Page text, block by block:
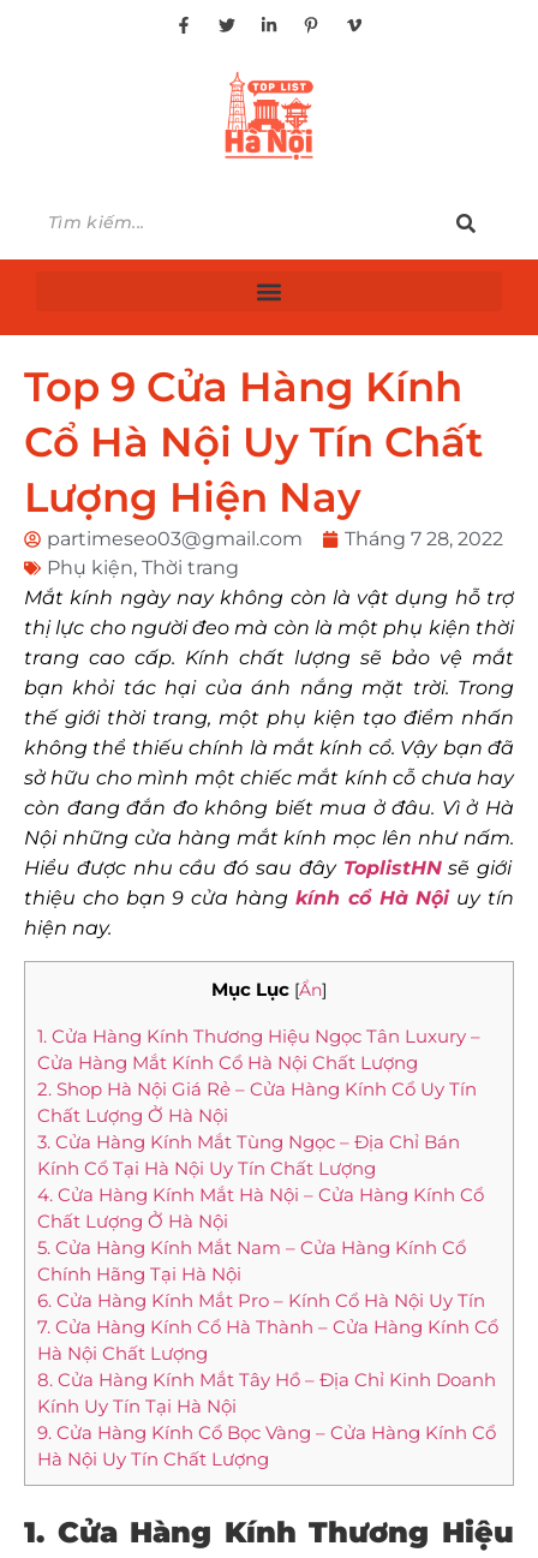
Top 9 Cửa Hàng Kính
Cổ Hà Nội Uy Tín Chất
Lượng Hiện Nay
partimeseo03@gmail.com
Tháng 7 28, 2022
Phụ kiện, Thời trang
Mắt kính ngày nay không còn là vật dụng hỗ trợ
thị lực cho người đeo mà còn là một phụ kiện thời
trang cao cấp. Kính chất lượng sẽ bảo vệ mắt
bạn khỏi tác hại của ánh nắng mặt trời. Trong
thế giới thời trang, một phụ kiện tạo điểm nhấn
không thể thiếu chính là mắt kính cổ. Vậy bạn đã
sở hữu cho mình một chiếc mắt kính cỗ chưa hay
còn đang đắn đo không biết mua ở đâu. Vì ở Hà
Nội những cửa hàng mắt kính mọc lên như nấm.
Hiểu được nhu cầu đó sau đây ToplistHNsẽ giới
thiệu cho bạn 9 cửa hàng kính cổ Hà Nộiuy tín
hiện nay.
Mục Lục [Ẩn]
1. Cửa Hàng Kính Thương Hiệu Ngọc Tân Luxury –
Cửa Hàng Mắt Kính Cổ Hà Nội Chất Lượng
2. Shop Hà Nội Giá Rẻ – Cửa Hàng Kính Cổ Uy Tín
Chất Lượng Ở Hà Nội
3. Cửa Hàng Kính Mắt Tùng Ngọc – Địa Chỉ Bán
Kính Cổ Tại Hà Nội Uy Tín Chất Lượng
4. Cửa Hàng Kính Mắt Hà Nội – Cửa Hàng Kính Cổ
Chất Lượng Ở Hà Nội
5. Cửa Hàng Kính Mắt Nam – Cửa Hàng Kính Cổ
Chính Hãng Tại Hà Nội
6. Cửa Hàng Kính Mắt Pro – Kính Cổ Hà Nội Uy Tín
7. Cửa Hàng Kính Cổ Hà Thành – Cửa Hàng Kính Cổ
Hà Nội Chất Lượng
8. Cửa Hàng Kính Mắt Tây Hồ – Địa Chỉ Kinh Doanh
Kính Uy Tín Tại Hà Nội
9. Cửa Hàng Kính Cổ Bọc Vàng – Cửa Hàng Kính Cổ
Hà Nội Uy Tín Chất Lượng
1. Cửa Hàng Kính Thương Hiệu